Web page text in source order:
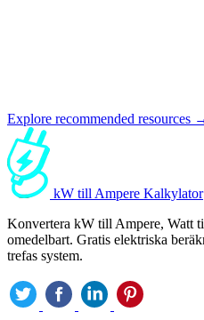
Explore recommended resources
kW till Ampere Kalkylator
Konvertera kW till Ampere, Watt
omedelbart. Gratis elektriska
trefas system.